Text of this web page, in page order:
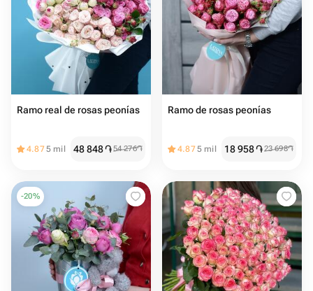
Ramo real de rosas peonías
4.875 mil 48 848֏54 276֏
Ramo de rosas peonías
4.875 mil 18 958֏23 698֏
-20%